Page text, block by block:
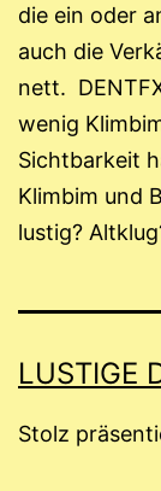
die ein oder
auch die
nett.
wenig
Sichtbarkeit
Klimbim und
lustig?
LUSTIGE
Stolz